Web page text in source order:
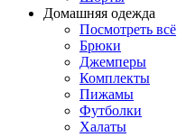
Домашняя одежда
Посмотреть всё
Брюки
Джемперы
Комплекты
Пижамы
Футболки
Халаты